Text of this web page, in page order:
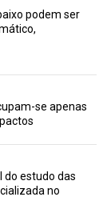
podem ser
se apenas
do estudo das
no